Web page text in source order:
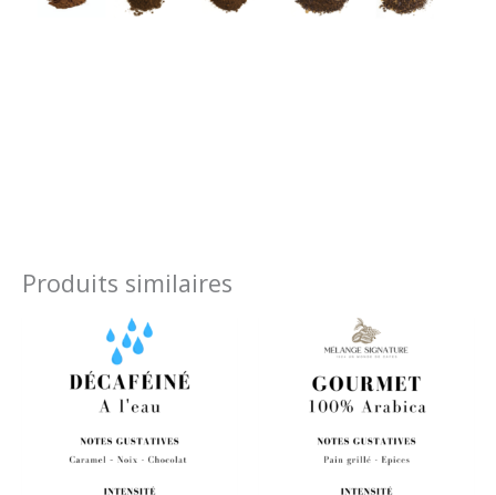
Produits similaires
8,00 €
à
34,00 €